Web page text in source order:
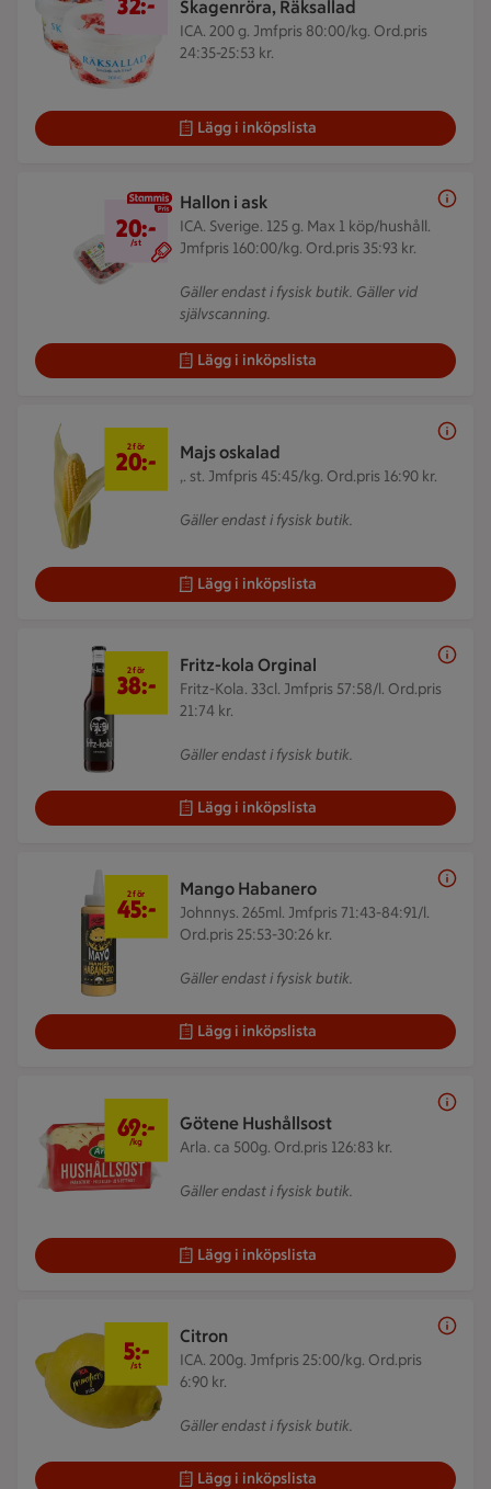
Skagenröra, Räksallad
ICA. 200 g. Jmfpris 80:00/kg. Ord.pris
24:35-25:53 kr.
Lägg i inköpslista
Hallon i ask
ICA. Sverige. 125 g. Max 1 köp/hushåll.
Jmfpris 160:00/kg. Ord.pris 35:93 kr.
Gäller endast i fysisk butik. Gäller vid
självscanning.
20 kr/st
20:-
/st
Lägg i inköpslista
Majs oskalad
,. st. Jmfpris 45:45/kg. Ord.pris 16:90 kr.
Gäller endast i fysisk butik.
2 för
20:-
Lägg i inköpslista
Fritz-kola Orginal
Fritz-Kola. 33cl. Jmfpris 57:58/l. Ord.pris
21:74 kr.
Gäller endast i fysisk butik.
2 för
38:-
Lägg i inköpslista
Mango Habanero
Johnnys. 265ml. Jmfpris 71:43-84:91/l.
Ord.pris 25:53-30:26 kr.
Gäller endast i fysisk butik.
2 för
45:-
Lägg i inköpslista
Götene Hushållsost
Arla. ca 500g. Ord.pris 126:83 kr.
Gäller endast i fysisk butik.
69:-
/kg
Lägg i inköpslista
Citron
ICA. 200g. Jmfpris 25:00/kg. Ord.pris
6:90 kr.
Gäller endast i fysisk butik.
5 kr/st
5:-
/st
Lägg i inköpslista